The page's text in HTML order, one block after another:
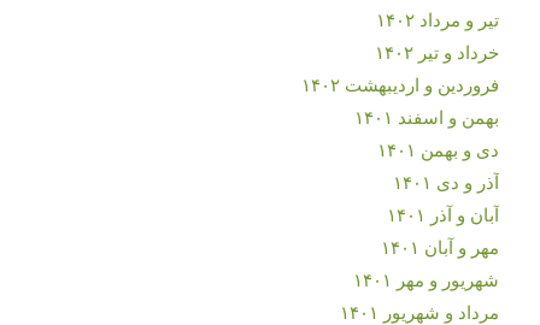
تیر و مرداد ۱۴۰۲
خرداد و تیر ۱۴۰۲
فروردین و اردیبهشت ۱۴۰۲
بهمن و اسفند ۱۴۰۱
دی و بهمن ۱۴۰۱
آذر و دی ۱۴۰۱
آبان و آذر ۱۴۰۱
مهر و آبان ۱۴۰۱
شهریور و مهر ۱۴۰۱
مرداد و شهریور ۱۴۰۱